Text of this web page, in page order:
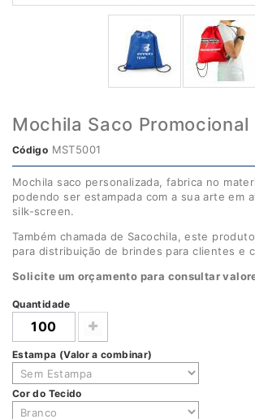
Mochila Saco Promocional
Código MST5001
Mochila saco personalizada, fabrica no
podendo ser estampada com a sua arte em
silk-screen.
Também chamada de Sacochila, este
para distribuição de brindes para clientes e
Solicite um orçamento para consultar
Quantidade
Estampa (Valor a combinar)
Cor do Tecido